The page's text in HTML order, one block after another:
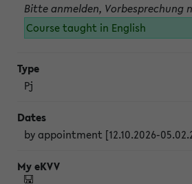
Bitte anmelden, Vorbesprechung
Course taught in English
Pj
by appointment [12.10.2026-